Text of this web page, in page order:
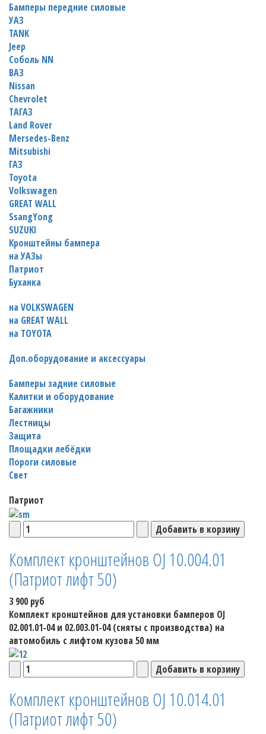
Бамперы передние силовые
УАЗ
TANK
Jeep
Соболь NN
ВАЗ
Nissan
Chevrolet
TАГАЗ
Land Rover
Mersedes-Benz
Mitsubishi
ГАЗ
Toyota
Volkswagen
GREAT WALL
SsangYong
SUZUKI
Кронштейны бампера
на УАЗы
Патриот
Буханка
на VOLKSWAGEN
на GREAT WALL
на TOYOTA
Доп.оборудование и аксессуары
Бамперы задние силовые
Калитки и оборудование
Багажники
Лестницы
Защита
Площадки лебёдки
Пороги силовые
Свет
Патриот
Комплект кронштейнов OJ 10.004.01
(Патриот лифт 50)
3 900 руб
Комплект кронштейнов для установки бамперов OJ
02.001.01-04 и 02.003.01-04 (сняты с производства) на
автомобиль с лифтом кузова 50 мм
Комплект кронштейнов OJ 10.014.01
(Патриот лифт 50)